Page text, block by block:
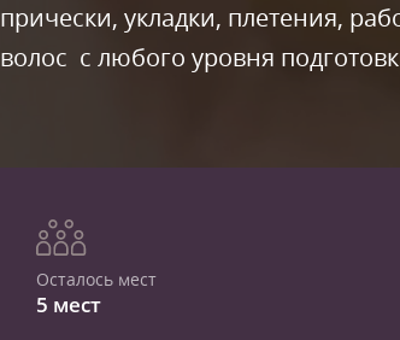
прически, укладки, плетения,
волос с любого уровня
Осталось мест
5 мест